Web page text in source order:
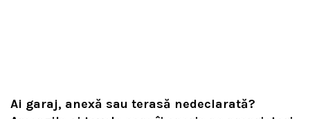
Ai garaj, anexă sau terasă nedeclarată?